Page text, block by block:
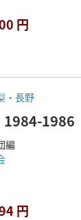
円
・長野
掘4
編
円